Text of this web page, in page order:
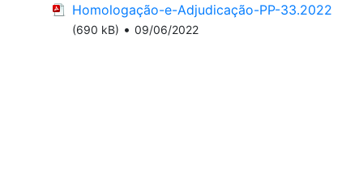
Homologação-e-Adjudicação-PP-33.2022
(690 kB) • 09/06/2022